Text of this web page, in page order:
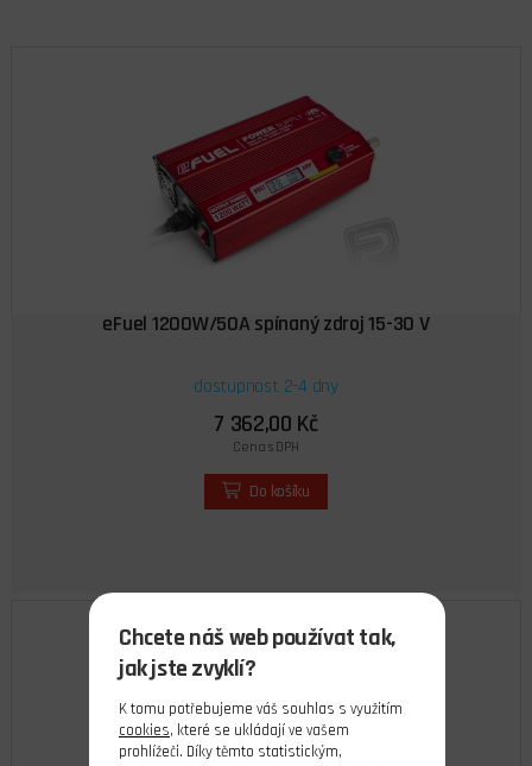
eFuel 1200W/50A spínaný zdroj 15-30 V
dostupnost 2-4 dny
7 362,00 Kč
Cena s DPH
Do košíku
Chcete náš web používat tak,
jak jste zvyklí?
K tomu potřebujeme váš souhlas s využitím
cookies, které se ukládají ve vašem
prohlížeči. Díky těmto statistickým,